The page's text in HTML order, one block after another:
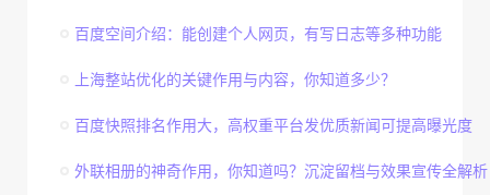
百度空间介绍：能创建个人网页，有写日志等多种功能
上海整站优化的关键作用与内容，你知道多少？
百度快照排名作用大，高权重平台发优质新闻可提高曝光度
外联相册的神奇作用，你知道吗？沉淀留档与效果宣传全解析